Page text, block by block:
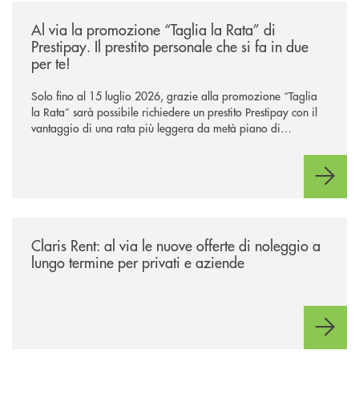
Al via la promozione “Taglia la Rata” di
Prestipay. Il prestito personale che si fa in due
per te!
Solo fino al 15 luglio 2026, grazie alla promozione “Taglia
la Rata” sarà possibile richiedere un prestito Prestipay con il
vantaggio di una rata più leggera da metà piano di
Claris Rent: al via le nuove offerte di noleggio a
lungo termine per privati e aziende